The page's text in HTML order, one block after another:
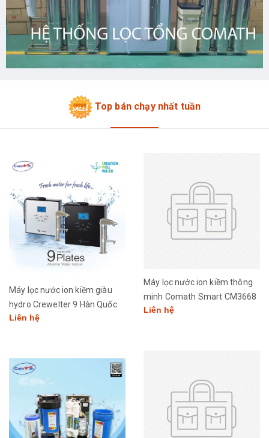
Top bán chạy nhất tuần
Máy lọc nước ion kiềm giàu
hydro Crewelter 9 Hàn Quốc
Liên hệ
Máy lọc nước ion kiềm thông
minh Comath Smart CM3668
Liên hệ